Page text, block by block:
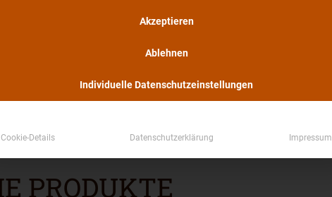
PRODUKTE
Akzeptieren
Ablehnen
Individuelle Datenschutzeinstellungen
Cookie-Details Datenschutzerklärung Impressum